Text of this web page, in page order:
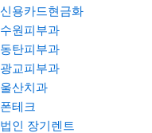
신용카드현금화
수원피부과
동탄피부과
광교피부과
울산치과
폰테크
법인 장기렌트